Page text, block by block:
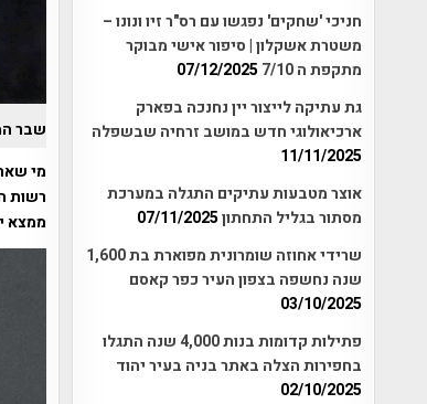
שבר
רשות
ממצא
חניכי 'שחקים' נפגשו עם רס"ר זיו ונונו –
משטרת אשקלון | סיפור אישי מבוקר
מתקפת ה 7/10
07/12/2025
גת עתיקה לייצור יין נחנכה בפארק
ארכיאולוגי חדש במושב זרחיה שבשפלה
11/11/2025
אוצר מטבעות עתיקים התגלה במערכת
מסתור בגליל התחתון07/11/2025
שרידי אחוזה שומרונית מפוארת בת 1,600
שנה נחשפה בצפון העיר כפר קאסם
03/10/2025
פתילות קדומות בנות 4,000 שנה התגלו
בחפירות הצלה באתר בניה בעיר יהוד
02/10/2025